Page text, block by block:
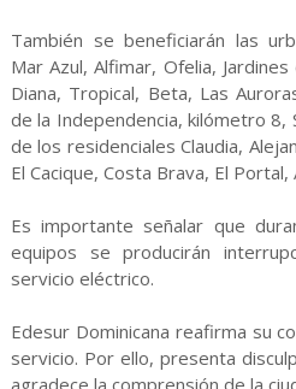
También se beneficiarán las
Mar Azul, Alfimar, Ofelia,
Diana, Tropical, Beta, Las
de la Independencia, kilómetro 8,
de los residenciales Claudia,
El Cacique, Costa Brava, El
Es importante señalar que
equipos se producirán
servicio eléctrico.
Edesur Dominicana reafirma su
servicio. Por ello, presenta
agradece la comprensión de la